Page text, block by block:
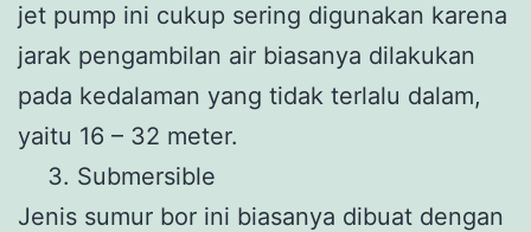
jet pump ini cukup sering digunakan karena
jarak pengambilan air biasanya dilakukan
pada kedalaman yang tidak terlalu dalam,
yaitu 16 – 32 meter.
Submersible
Jenis sumur bor ini biasanya dibuat dengan